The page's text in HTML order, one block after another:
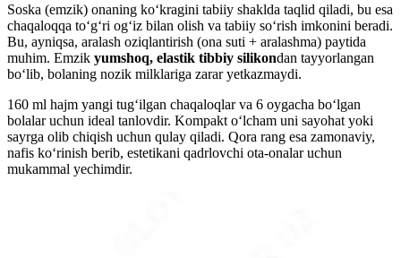
Soska (emzik) onaning ko‘kragini tabiiy shaklda taqlid qiladi, bu esa
chaqaloqqa to‘g‘ri og‘iz bilan olish va tabiiy so‘rish imkonini beradi.
Bu, ayniqsa, aralash oziqlantirish (ona suti + aralashma) paytida
muhim. Emzik yumshoq, elastik tibbiy silikondan tayyorlangan
bo‘lib, bolaning nozik milklariga zarar yetkazmaydi.
160 ml hajm yangi tug‘ilgan chaqaloqlar va 6 oygacha bo‘lgan
bolalar uchun ideal tanlovdir. Kompakt o‘lcham uni sayohat yoki
sayrga olib chiqish uchun qulay qiladi. Qora rang esa zamonaviy,
nafis ko‘rinish berib, estetikani qadrlovchi ota-onalar uchun
mukammal yechimdir.